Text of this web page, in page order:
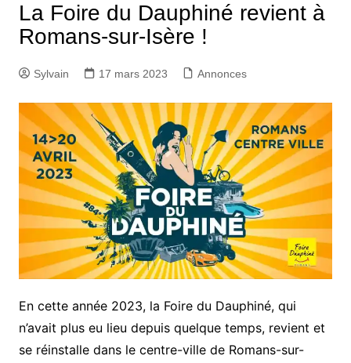
La Foire du Dauphiné revient à
Romans-sur-Isère !
Sylvain 17 mars 2023 Annonces
En cette année 2023, la Foire du Dauphiné, qui
n’avait plus eu lieu depuis quelque temps, revient et
se réinstalle dans le centre-ville de Romans-sur-